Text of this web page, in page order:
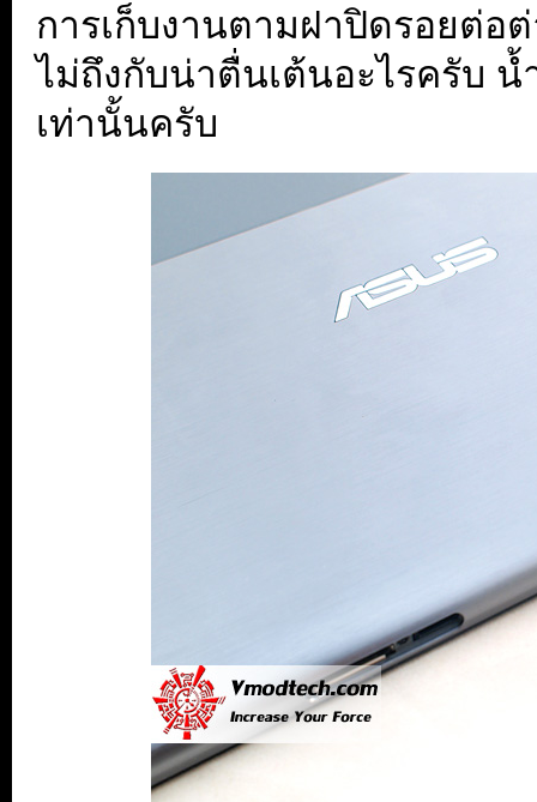
การเก็บงานตามฝาปิดรอยต่อ
ไม่ถึงกับน่าตื่นเต้นอะไรครับ น้
เท่านั้นครับ